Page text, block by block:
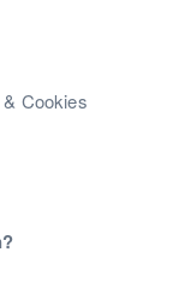
Cookies